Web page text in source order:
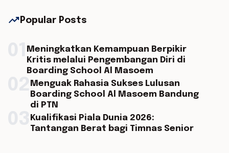
trending_up Popular Posts
Meningkatkan Kemampuan Berpikir
Kritis melalui Pengembangan Diri di
Boarding School Al Masoem
Menguak Rahasia Sukses Lulusan
Boarding School Al Masoem Bandung
di PTN
Kualifikasi Piala Dunia 2026:
Tantangan Berat bagi Timnas Senior